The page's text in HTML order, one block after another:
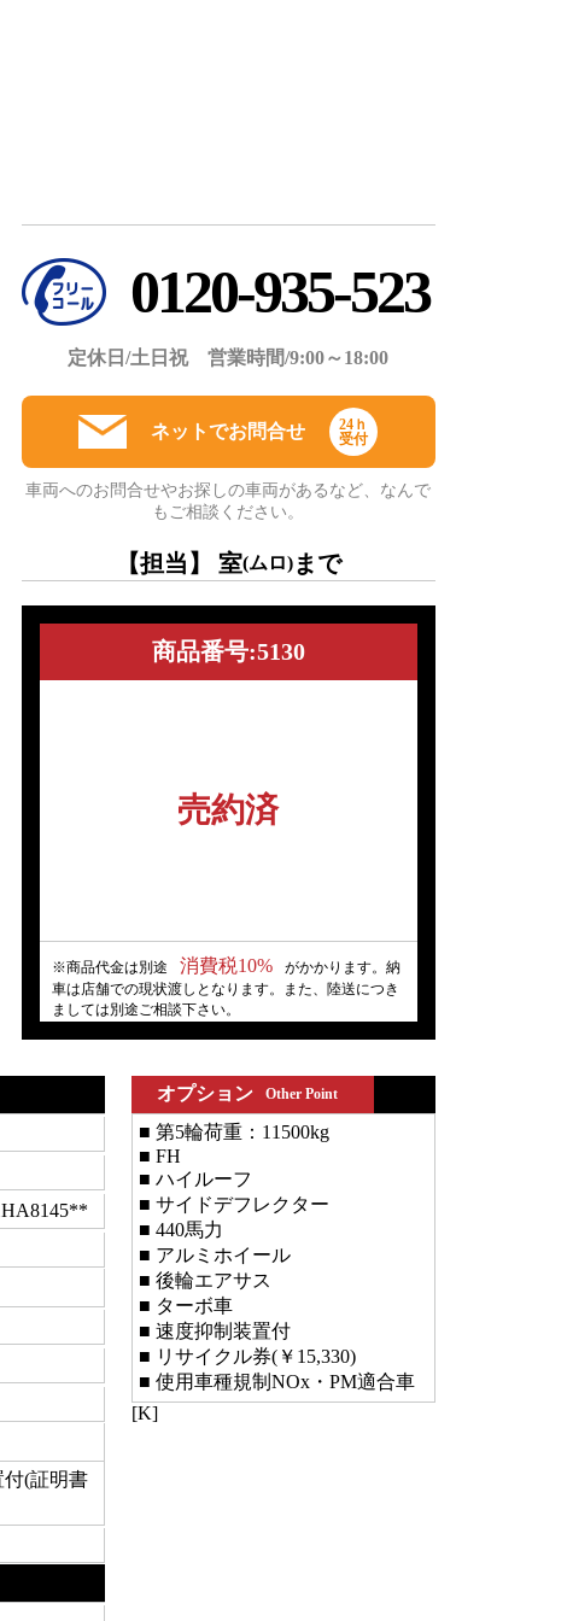
0120-935-523
定休日/土日祝 営業時間/9:00～18:00
ネットでお問合せ
24ｈ
受付
車両へのお問合せやお探しの車両があるなど、なんで
もご相談ください。
【担当】 室(ムロ)まで
商品番号:5130
売約済
※商品代金は別途 消費税10%
がかかります。納
車は店舗での現状渡しとなります。また、陸送につき
ましては別途ご相談下さい。
(証明書
オプション Other Point
■ 第5輪荷重：11500kg
■ FH
■ ハイルーフ
■ サイドデフレクター
■ 440馬力
■ アルミホイール
■ 後輪エアサス
■ ターボ車
■ 速度抑制装置付
■ リサイクル券(￥15,330)
■ 使用車種規制NOx・PM適合車
[K]